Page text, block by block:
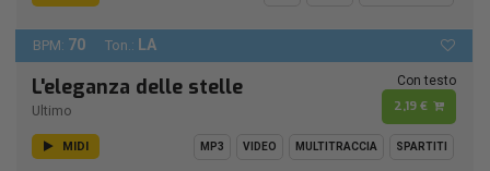
BPM: 70 Ton.: LA
L'eleganza delle stelle
Ultimo
Con testo
2,19 €
MIDI MP3 VIDEO MULTITRACCIA SPARTITI